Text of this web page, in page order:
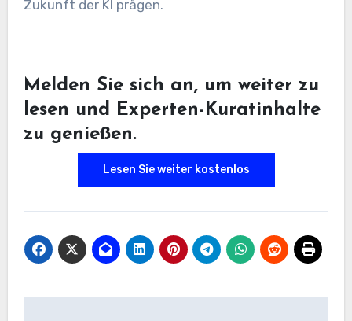
Zukunft der KI prägen.
Melden Sie sich an, um weiter zu
lesen und Experten-Kuratinhalte
zu genießen.
Lesen Sie weiter kostenlos